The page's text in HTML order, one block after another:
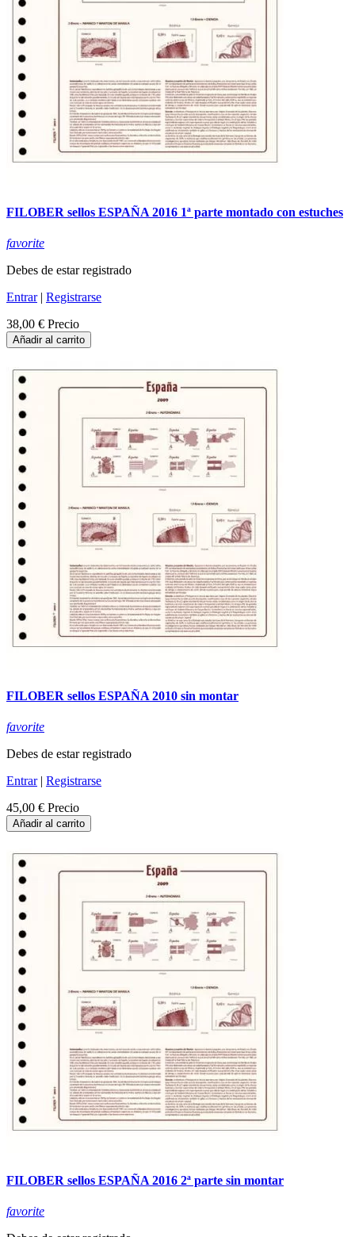
FILOBER sellos ESPAÑA 2016 1ª parte montado con estuches
favorite
Debes de estar registrado
Entrar| Registrarse
38,00 € Precio
Añadir al carrito
FILOBER sellos ESPAÑA 2010 sin montar
favorite
Debes de estar registrado
Entrar| Registrarse
45,00 € Precio
Añadir al carrito
FILOBER sellos ESPAÑA 2016 2ª parte sin montar
favorite